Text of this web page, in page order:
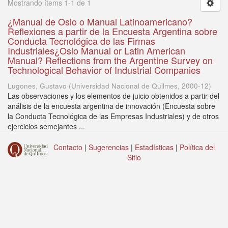
Mostrando ítems 1-1 de 1
¿Manual de Oslo o Manual Latinoamericano?
Reflexiones a partir de la Encuesta Argentina sobre
Conducta Tecnológica de las Firmas
Industriales¿Oslo Manual or Latin American
Manual? Reflections from the Argentine Survey on
Technological Behavior of Industrial Companies
Lugones, Gustavo (Universidad Nacional de Quilmes, 2000-12)
Las observaciones y los elementos de juicio obtenidos a partir del
análisis de la encuesta argentina de innovación (Encuesta sobre
la Conducta Tecnológica de las Empresas Industriales) y de otros
ejercicios semejantes ...
Contacto | Sugerencias | Estadísticas | Política del
Sitio